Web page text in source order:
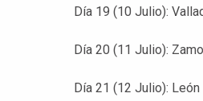
Día 19 (10 Julio):
Día 20 (11 Julio):
Día 21 (12 Julio): León